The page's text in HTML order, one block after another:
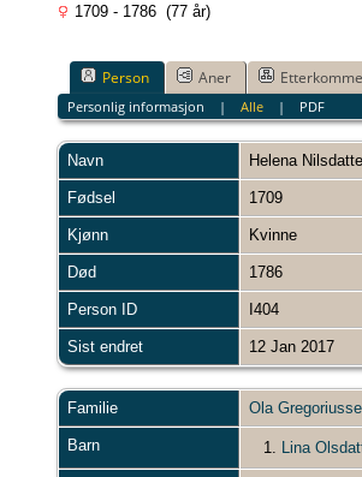
1709 - 1786 (77 år)
Person Aner
Personlig informasjon | Alle| PDF
Navn Helena
Fødsel 1709
Kjønn Kvinne
Død 1786
Person ID I404
Sist endret 12 Jan 2017
Familie Ola
Barn 1. Lina